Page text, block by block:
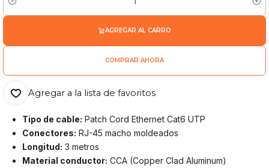
Cantidad
AGREGAR AL CARRO
COMPRAR AHORA
Agregar a la lista de favoritos
Tipo de cable: Patch Cord Ethernet Cat6 UTP
Conectores: RJ-45 macho moldeados
Longitud: 3 metros
Material conductor: CCA (Copper Clad Aluminum)